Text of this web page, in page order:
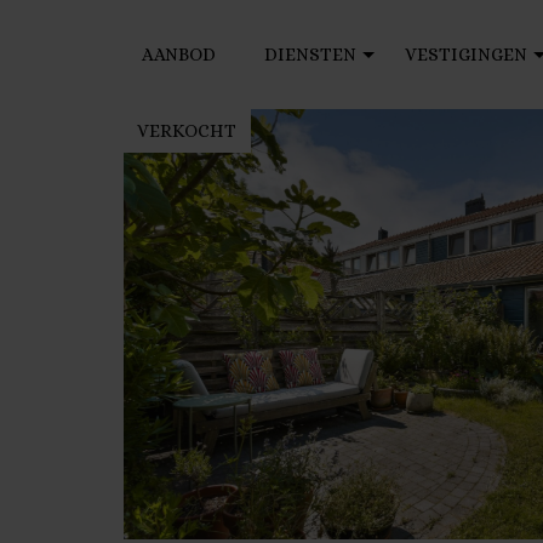
AANBOD DIENSTEN VESTIGINGEN
VERKOCHT